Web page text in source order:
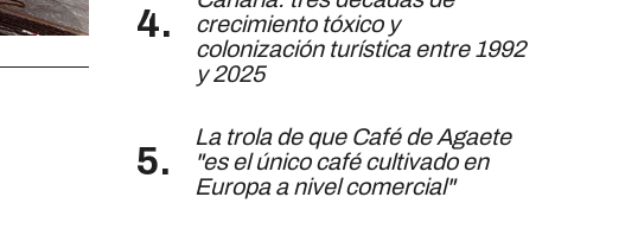
crecimiento tóxico y
colonización turística entre 1992
y 2025
La trola de que Café de Agaete
"es el único café cultivado en
Europa a nivel comercial"